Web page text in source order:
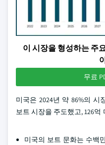
이 시장을 형성하는 주
무료
미국은 2024년 약 86%의 시
보트 시장을 주도했고, 126
미국의 보트 문화는 수백